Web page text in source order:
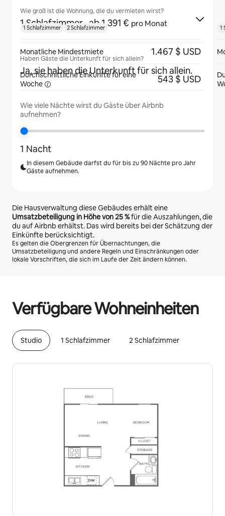
Wie groß ist die Wohnung, die du vermieten wirst?
1 Schlafzimmer · ab 1.391 € pro Monat
Haben Gäste die Unterkunft für sich allein?
Ja, sie haben die Unterkunft für sich allein.
Wie viele Nächte wirst du Gäste über Airbnb
aufnehmen?
1 Nacht
In diesem Gebäude darfst du für bis zu 90 Nächte pro Jahr
Gäste aufnehmen.
Die Hausverwaltung diese Gebäudes erhält eine
Umsatzbeteiligung in Höhe von25 %für die Auszahlungen, die
du auf Airbnb erhältst. Das wird bereits bei der Schätzung der
Einkünfte berücksichtigt.
Es gelten die Obergrenzen für Übernachtungen, die
Umsatzbeteiligung und andere Regeln und Einschränkungen oder
lokale Vorschriften, die sich im Laufe der Zeit ändern können.
Verfügbare Wohneinheiten
Studio 1 Schlafzimmer 2 Schlafzimmer
1 Schlafzimmer 2 Schlafzimmer
Monatliche Mindestmiete 1.467 $ USD
Durchschnittliche Einkünfte für eine
Woche
543 $ USD
1